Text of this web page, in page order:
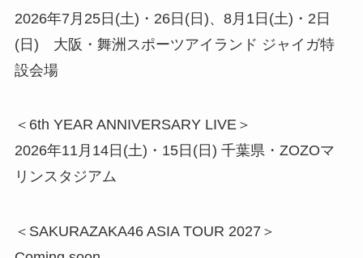
2026年7月25日(土)・26日(日)、8月1日(土)・2日
(日) 大阪・舞洲スポーツアイランド ジャイガ特
設会場
＜6th YEAR ANNIVERSARY LIVE＞
2026年11月14日(土)・15日(日) 千葉県・ZOZOマ
リンスタジアム
＜SAKURAZAKA46 ASIA TOUR 2027＞